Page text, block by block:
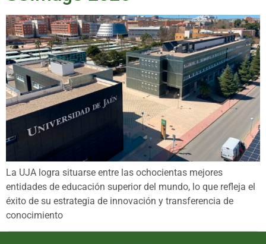
La UJA logra situarse entre las ochocientas mejores
entidades de educación superior del mundo, lo que refleja el
éxito de su estrategia de innovación y transferencia de
conocimiento